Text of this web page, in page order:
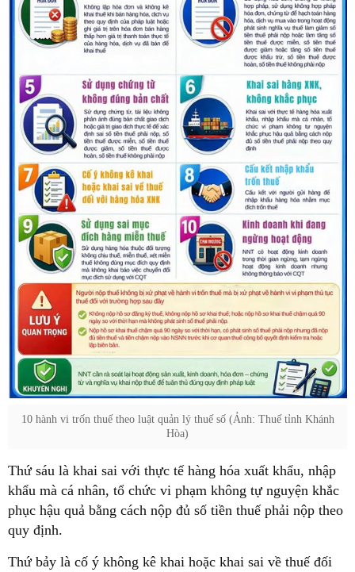
10 hành vi trốn thuế theo luật quản lý thuế số (Ảnh: Thuế tỉnh Khánh
Hòa)
Thứ sáu là khai sai với thực tế hàng hóa xuất khẩu, nhập
khẩu mà cá nhân, tổ chức vi phạm không tự nguyện khắc
phục hậu quả bằng cách nộp đủ số tiền thuế phải nộp theo
quy định.
Thứ bảy là cố ý không kê khai hoặc khai sai về thuế đối